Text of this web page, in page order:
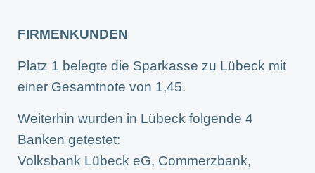
FIRMENKUNDEN
Platz 1 belegte die Sparkasse zu Lübeck mit
einer Gesamtnote von 1,45.
Weiterhin wurden in Lübeck folgende 4
Banken getestet:
Volksbank Lübeck eG, Commerzbank,